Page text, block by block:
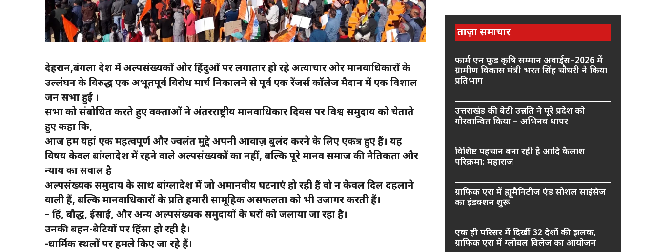
देहरादून,बंगला देश में अल्पसंख्यकों ओर हिंदुओं पर लगातार हो रहे अत्याचार ओर मानवाधिकारों के
उल्लंघन के विरुद्ध एक अभूतपूर्व विरोध मार्च निकालने से पूर्व एक रेंजर्स कॉलेज मैदान में एक विशाल
जन सभा हुई ।
सभा को संबोधित करते हुए वक्ताओं ने अंतरराष्ट्रीय मानवाधिकार दिवस पर विश्व समुदाय को चेताते
हुए कहा कि,
आज हम यहां एक महत्वपूर्ण और ज्वलंत मुद्दे अपनी आवाज़ बुलंद करने के लिए एकत्र हुए हैं। यह
विषय केवल बांग्लादेश में रहने वाले अल्पसंख्यकों का नहीं, बल्कि पूरे मानव समाज की नैतिकता और
न्याय का सवाल है
अल्पसंख्यक समुदाय के साथ बांग्लादेश में जो अमानवीय घटनाएं हो रही हैं वो न केवल दिल दहलाने
वाली हैं, बल्कि मानवाधिकारों के प्रति हमारी सामूहिक असफलता को भी उजागर करती हैं।
– हिंदू, बौद्ध, ईसाई, और अन्य अल्पसंख्यक समुदायों के घरों को जलाया जा रहा है।
उनकी बहन-बेटियों पर हिंसा हो रही है।
-धार्मिक स्थलों पर हमले किए जा रहे हैं।
ताज़ा समाचार
फार्म एन फूड कृषि सम्मान अवार्ड्स–2026 में
ग्रामीण विकास मंत्री भरत सिंह चौधरी ने किया
प्रतिभाग
उत्तराखंड की बेटी उन्नति ने पूरे प्रदेश को
गौरवान्वित किया – अभिनव थापर
विशिष्ट पहचान बना रही है आदि कैलाश
परिक्रमा: महाराज
ग्राफिक एरा में ह्यूमैनिटीज एंड सोशल साइंसेज
का इंडक्शन शुरू
एक ही परिसर में दिखीं 32 देशों की झलक,
ग्राफिक एरा में ग्लोबल विलेज का आयोजन